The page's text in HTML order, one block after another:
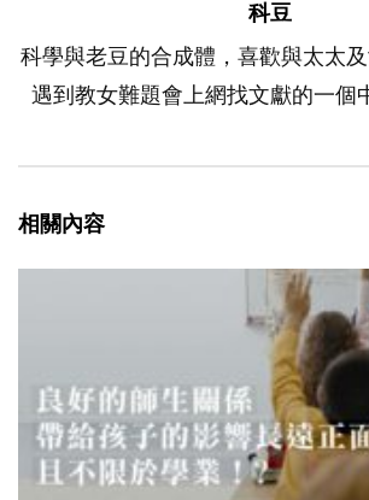
科豆
科學與老豆的合成體，喜歡與太太
遇到教女難題會上網找文獻的一個
相關內容